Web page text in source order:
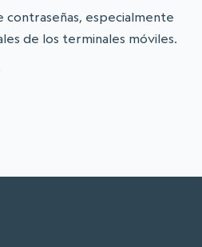
contraseñas, especialmente
de los terminales móviles.